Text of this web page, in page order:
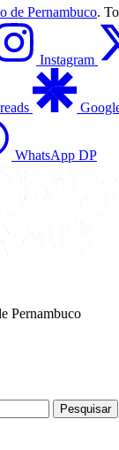
de Pernambuco.
Instagram
WhatsApp DP
Pernambuco
Pesquisar